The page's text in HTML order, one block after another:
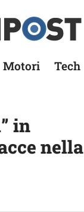
Motori Tech
in
nella